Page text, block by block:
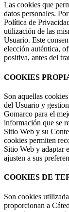
Las cookies que
datos personales.
Política de
utilización de las
Usuario. Este
elección auténtica,
positiva, antes del
COOKIES
Son aquellas
del Usuario y
Gomarco para el
información que se
Sitio Web y su
cookies permiten
Sitio Web y adaptar
ajusten a sus
COOKIES DE
Son cookies
proporcionan a